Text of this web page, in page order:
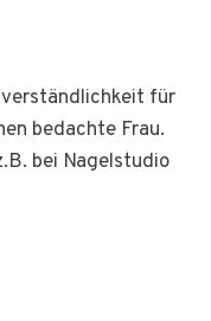
für
bedachte Frau.
bei Nagelstudio